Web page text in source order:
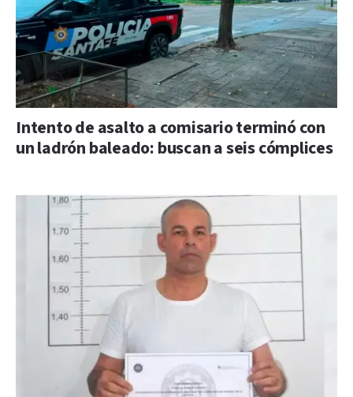
Intento de asalto a comisario terminó con
un ladrón baleado: buscan a seis cómplices